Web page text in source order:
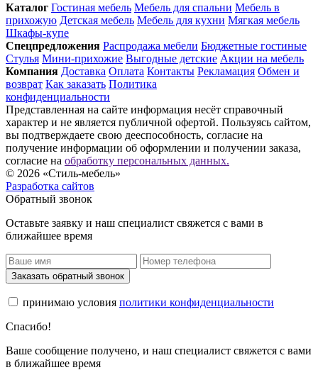
Каталог Гостиная мебель Мебель для спальни Мебель в
прихожую Детская мебель Мебель для кухни Мягкая мебель
Шкафы-купе
Спец­предложения Распродажа мебели Бюджетные гостиные
Стулья Мини-прихожие Выгодные детские Акции на мебель
Компания Доставка Оплата Контакты Рекламация Обмен и
возврат Как заказать Политика
конфиденциальности
Представленная на сайте информация несёт справочный
характер и не является публичной офертой. Пользуясь сайтом,
вы подтверждаете свою дееспособность, согласие на
получение информации об оформлении и получении заказа,
согласие на обработку персональных данных.
© 2026 «Стиль-мебель»
Разработка сайтов
Обратный звонок
Оставьте заявку и наш специалист свяжется с вами в
ближайшее время
Заказать обратный звонок
принимаю условия политики конфиденциальности
Спасибо!
Ваше сообщение получено, и наш специалист свяжется с вами
в ближайшее время